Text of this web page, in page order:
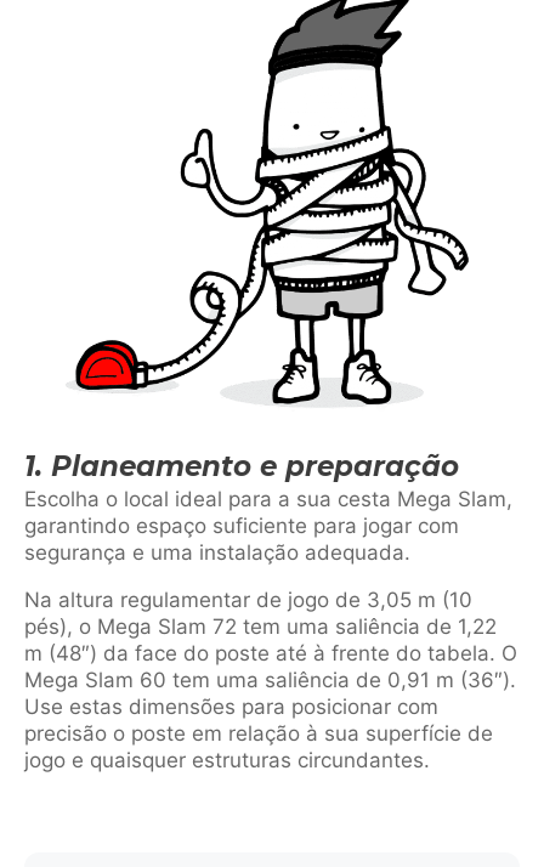
1. Planeamento e preparação
Escolha o local ideal para a sua cesta Mega Slam,
garantindo espaço suficiente para jogar com
segurança e uma instalação adequada.
Na altura regulamentar de jogo de 3,05 m (10
pés), o Mega Slam 72 tem uma saliência de 1,22
m (48″) da face do poste até à frente do tabela. O
Mega Slam 60 tem uma saliência de 0,91 m (36″).
Use estas dimensões para posicionar com
precisão o poste em relação à sua superfície de
jogo e quaisquer estruturas circundantes.